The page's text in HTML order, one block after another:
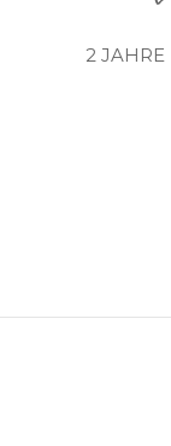
2 JAHRE